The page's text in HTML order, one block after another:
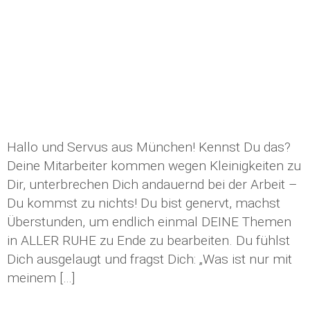
Hallo und Servus aus München! Kennst Du das?
Deine Mitarbeiter kommen wegen Kleinigkeiten zu
Dir, unterbrechen Dich andauernd bei der Arbeit –
Du kommst zu nichts! Du bist genervt, machst
Überstunden, um endlich einmal DEINE Themen
in ALLER RUHE zu Ende zu bearbeiten. Du fühlst
Dich ausgelaugt und fragst Dich: „Was ist nur mit
meinem […]